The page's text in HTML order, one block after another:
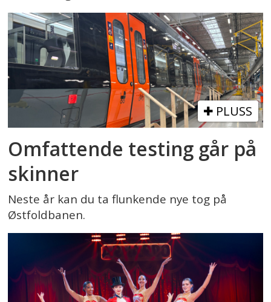
PLUSS
Omfattende testing går på
skinner
Neste år kan du ta flunkende nye tog på
Østfoldbanen.